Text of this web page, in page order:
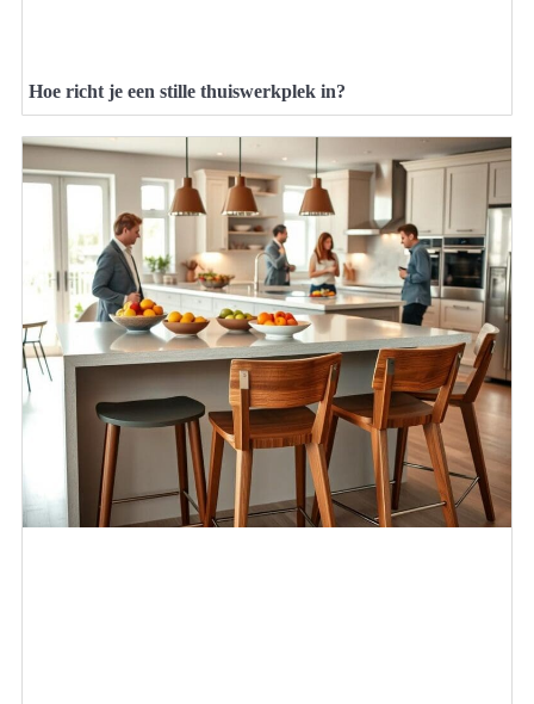
Hoe richt je een stille thuiswerkplek in?